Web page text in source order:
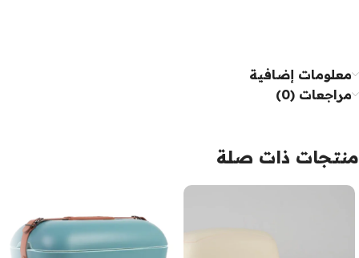
معلومات إضافية
مراجعات (0)
منتجات ذات صلة